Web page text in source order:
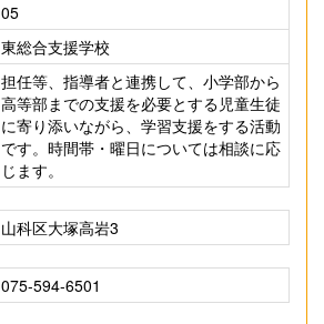
05
東総合支援学校
担任等、指導者と連携して、小学部から
高等部までの支援を必要とする児童生徒
に寄り添いながら、学習支援をする活動
です。時間帯・曜日については相談に応
じます。
山科区大塚高岩3
075-594-6501